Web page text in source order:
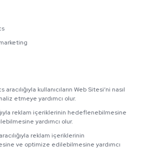
kullanıcıların Web Sitesi’ni nasıl
etmeye yardımcı olur.
reklam içeriklerinin hedeflenebilmesine
yardımcı olur.
reklam içeriklerinin
ve optimize edilebilmesine yardımcı